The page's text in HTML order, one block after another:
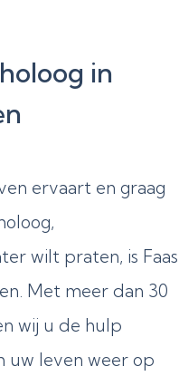
in
ervaart en graag
wilt praten, is Faas
Met meer dan 30
wij u de hulp
uw leven weer op